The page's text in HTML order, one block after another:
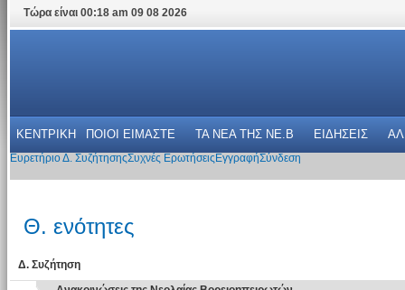
Τώρα είναι 00:18 am 09 08 2026
ΚΕΝΤΡΙΚΗ ΠΟΙΟΙ ΕΙΜΑΣΤΕ ΤΑ ΝΕΑ THΣ NE.B ΕΙΔΗΣΕΙΣ
Ευρετήριο Δ. ΣυζήτησηςΣυχνές Ερωτήσεις ΕγγραφήΣύνδεση
Θ. ενότητες
Δ. Συζήτηση